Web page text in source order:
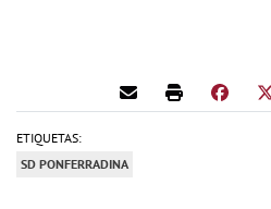
ETIQUETAS:
SD PONFERRADINA